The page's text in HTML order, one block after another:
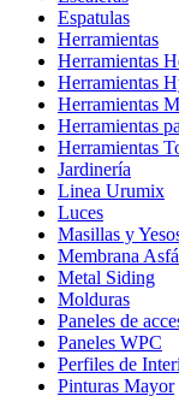
Espatulas
Herramientas
Herramientas
Herramientas
Herramientas
Herramientas
Herramientas
Jardinería
Linea Urumix
Luces
Masillas y
Membrana
Metal Siding
Molduras
Paneles de
Paneles WPC
Perfiles de
Pinturas Mayor